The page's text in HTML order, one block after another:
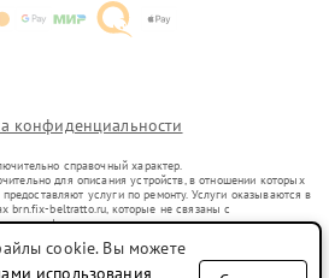
конфиденциальности
справочный характер.
для описания устройств, в отношении которых
услуги по ремонту. Услуги оказываются в
brn.fix-beltratto.ru, которые не связаны с
их официальными представителями.
уже введенных в гражданский оборот в соответствии
цели индивидуализации услуг или введения
cookie. Вы можете
использования